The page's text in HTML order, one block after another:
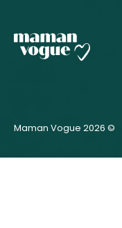
Maman Vogue 2026 ©